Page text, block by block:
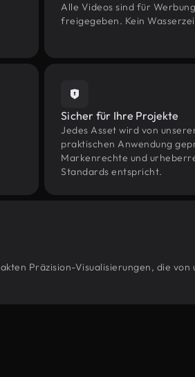
Alle Videos sind für
freigegeben. Kein
Sicher für Ihre Projekte
Jedes Asset wird von
praktischen Anwendung
Markenrechte und
Standards entspricht.
Präzision-Visualisierungen, die